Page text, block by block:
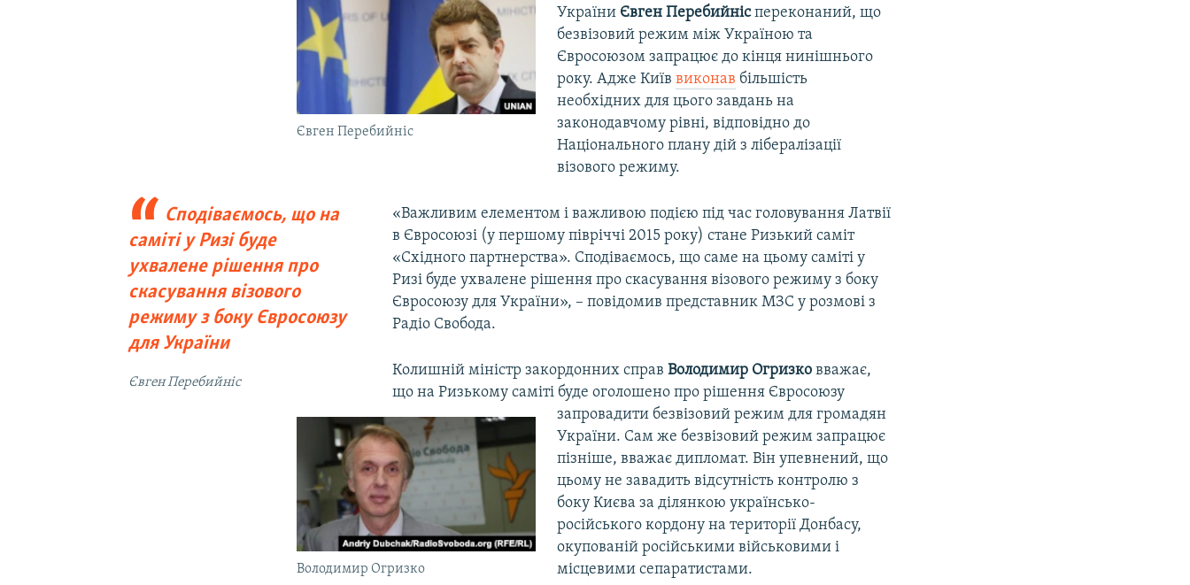
Євген Перебийніс
України Євген Перебийніспереконаний, що
безвізовий режим між Україною та
Євросоюзом запрацює до кінця нинішнього
року. Адже Київ виконав більшість
необхідних для цього завдань на
законодавчому рівні, відповідно до
Національного плану дій з лібералізації
візового режиму.
Сподіваємось, що на
саміті у Ризі буде
ухвалене рішення про
скасування візового
режиму з боку Євросоюзу
для України
Євген Перебийніс
«Важливим елементом і важливою подією під час головування Латвії
в Євросоюзі (у першому півріччі 2015 року) стане Ризький саміт
«Східного партнерства». Сподіваємось, що саме на цьому саміті у
Ризі буде ухвалене рішення про скасування візового режиму з боку
Євросоюзу для України», – повідомив представник МЗС у розмові з
Радіо Свобода.
Володимир Огризко
Колишній міністр закордонних справ Володимир Огризковважає,
що на Ризькому саміті буде оголошено про рішення Євросоюзу
запровадити безвізовий режим для громадян
України. Сам же безвізовий режим запрацює
пізніше, вважає дипломат. Він упевнений, що
цьому не завадить відсутність контролю з
боку Києва за ділянкою українсько-
російського кордону на території Донбасу,
окупованій російськими військовими і
місцевими сепаратистами.